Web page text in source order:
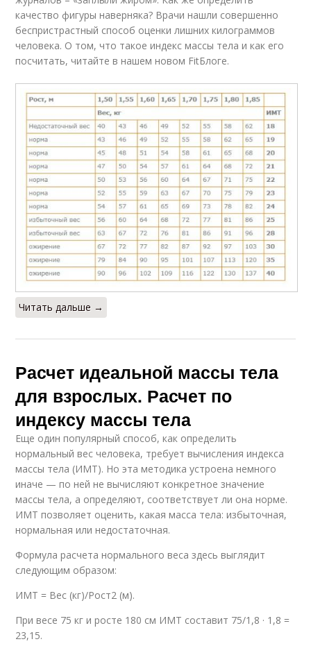
качество фигуры наверняка? Врачи нашли совершенно
беспристрастный способ оценки лишних килограммов
человека. О том, что такое индекс массы тела и как его
посчитать, читайте в нашем новом FitБлоге.
Читать дальше →
Расчет идеальной массы тела
для взрослых. Расчет по
индексу массы тела
Еще один популярный способ, как определить
нормальный вес человека, требует вычисления индекса
массы тела (ИМТ). Но эта методика устроена немного
иначе — по ней не вычисляют конкретное значение
массы тела, а определяют, соответствует ли она норме.
ИМТ позволяет оценить, какая масса тела: избыточная,
нормальная или недостаточная.
Формула расчета нормального веса здесь выглядит
следующим образом:
ИМТ = Вес (кг)/Рост2 (м).
При весе 75 кг и росте 180 см ИМТ составит 75/1,8 · 1,8 =
23,15.